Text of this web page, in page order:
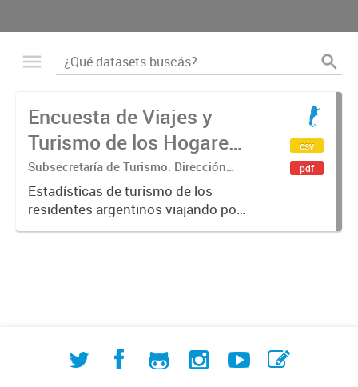
Encuesta de Viajes y
Turismo de los Hogares
(EVyTH)
Subsecretaría de Turismo. Dirección
Nacional de Mercados y Estadística
Estadísticas de turismo de los
residentes argentinos viajando por
Argentina en base a los datos de la
csv
pdf